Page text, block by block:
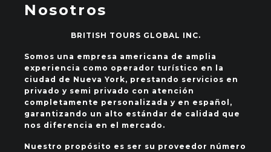
Nosotros
BRITISH TOURS GLOBAL INC.
Somos una empresa americana de amplia
experiencia como operador turístico en la
ciudad de Nueva York, prestando servicios en
privado y semi privado con atención
completamente personalizada y en español,
garantizando un alto estándar de calidad que
nos diferencia en el mercado.
Nuestro propósito es ser su proveedor número